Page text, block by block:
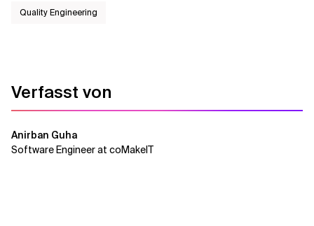
Quality Engineering
Verfasst von
Anirban Guha
Software Engineer at coMakeIT